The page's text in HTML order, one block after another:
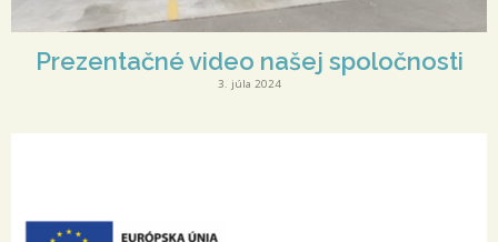
Prezentačné video našej spoločnosti
3. júla 2024